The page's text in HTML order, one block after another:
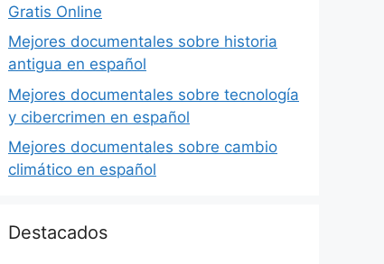
Gratis Online
Mejores documentales sobre historia
antigua en español
Mejores documentales sobre tecnología
y cibercrimen en español
Mejores documentales sobre cambio
climático en español
Destacados